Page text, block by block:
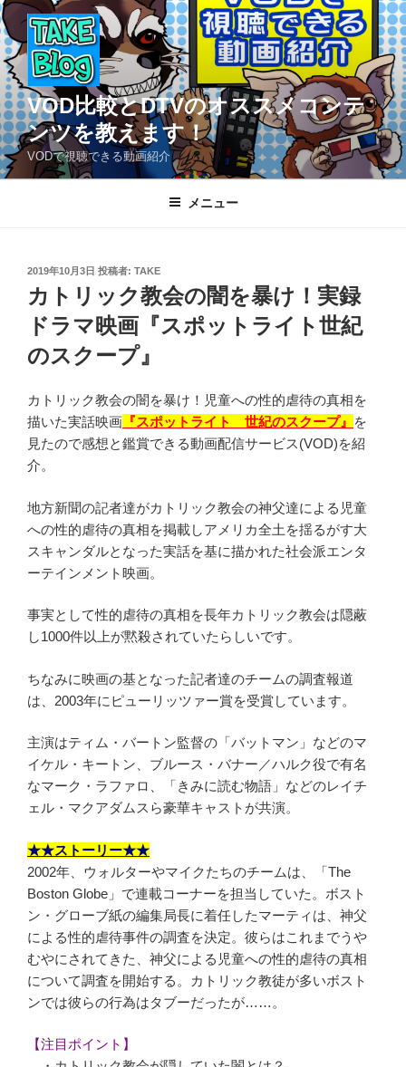
コ
ン
テ
ン
ツ
へ
ス
キ
ッ
VOD比較とDTVのオススメコンテ
ンツを教えます！
VODで視聴できる動画紹介
メニュー
投
日:
2019年10月3日 投稿者: TAKE
カトリック教会の闇を暴け！実録
ドラマ映画『スポットライト世紀
のスクープ』
カトリック教会の闇を暴け！児童への性的虐待の真相を
描いた実話映画 『スポットライト 世紀のスクープ』 を
見たので感想と鑑賞できる動画配信サービス(VOD)を紹
介。
地方新聞の記者達がカトリック教会の神父達による児童
への性的虐待の真相を掲載しアメリカ全土を揺るがす大
スキャンダルとなった実話を基に描かれた社会派エンタ
ーテインメント映画。
事実として性的虐待の真相を長年カトリック教会は隠蔽
し1000件以上が黙殺されていたらしいです。
ちなみに映画の基となった記者達のチームの調査報道
は、2003年にピューリッツァー賞を受賞しています。
主演はティム・バートン監督の「バットマン」などのマ
イケル・キートン、ブルース・バナー／ハルク役で有名
なマーク・ラファロ、「きみに読む物語」などのレイチ
ェル・マクアダムスら豪華キャストが共演。
★★ストーリー★★
2002年、ウォルターやマイクたちのチームは、「The
Boston Globe」で連載コーナーを担当していた。ボスト
ン・グローブ紙の編集局長に着任したマーティは、神父
による性的虐待事件の調査を決定。彼らはこれまでうや
むやにされてきた、神父による児童への性的虐待の真相
について調査を開始する。カトリック教徒が多いボスト
ンでは彼らの行為はタブーだったが……。
【注目ポイント】